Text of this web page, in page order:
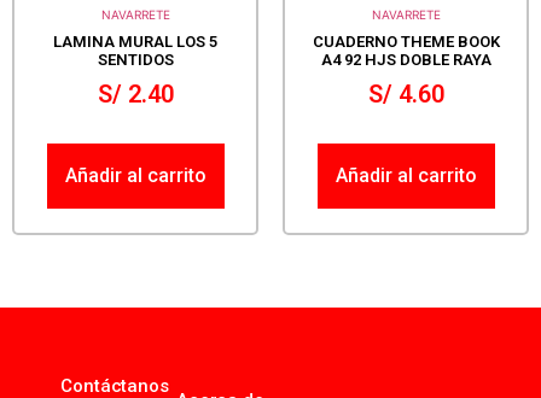
NAVARRETE
LAMINA MURAL LOS 5
SENTIDOS
S/2.40
Añadir al carrito
NAVARRETE
CUADERNO THEME BOOK
A4 92 HJS DOBLE RAYA
S/4.60
Añadir al carrito
Contáctanos